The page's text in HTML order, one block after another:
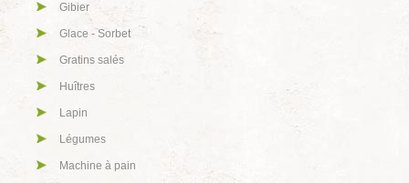
Gibier
Glace - Sorbet
Gratins salés
Huîtres
Lapin
Légumes
Machine à pain